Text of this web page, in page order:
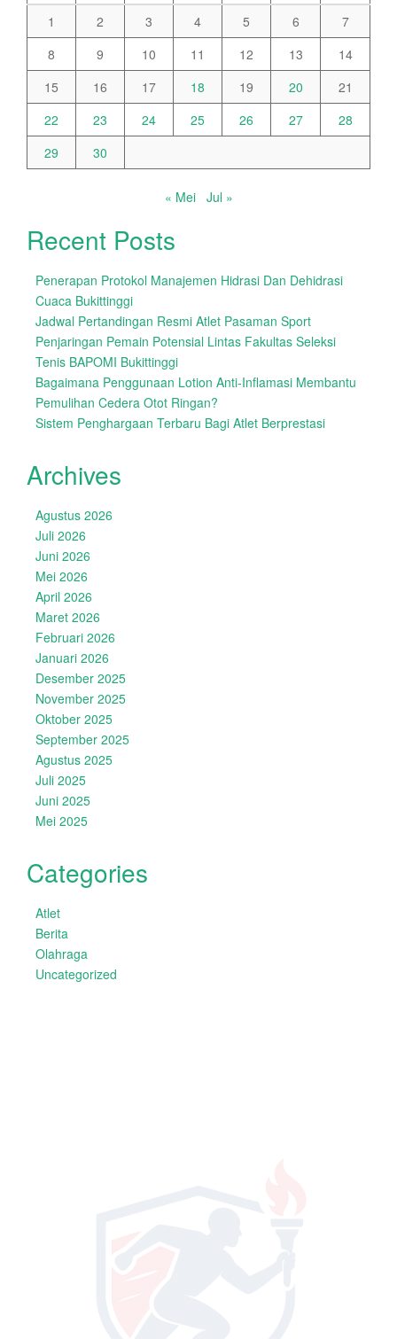
1
2 3 4 5 6
7
8
9 10 11 12 13
14
15
16 17 18 19 20
21
22
23 24 25 26 27
28
29
30
« Mei Jul »
Recent Posts
Penerapan Protokol Manajemen Hidrasi Dan Dehidrasi
Cuaca Bukittinggi
Jadwal Pertandingan Resmi Atlet Pasaman Sport
Penjaringan Pemain Potensial Lintas Fakultas Seleksi
Tenis BAPOMI Bukittinggi
Bagaimana Penggunaan Lotion Anti-Inflamasi Membantu
Pemulihan Cedera Otot Ringan?
Sistem Penghargaan Terbaru Bagi Atlet Berprestasi
Archives
Agustus 2026
Juli 2026
Juni 2026
Mei 2026
April 2026
Maret 2026
Februari 2026
Januari 2026
Desember 2025
November 2025
Oktober 2025
September 2025
Agustus 2025
Juli 2025
Juni 2025
Mei 2025
Categories
Atlet
Berita
Olahraga
Uncategorized